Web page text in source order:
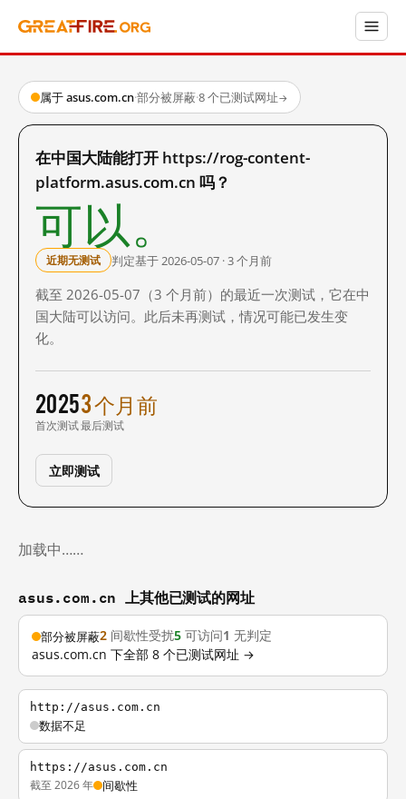
属于 asus.com.cn·部分被屏蔽·8 个已测试网址→
在中国大陆能打开 https://rog-content-
platform.asus.com.cn 吗？
可以。
近期无测试 判定基于 2026-05-07 · 3 个月前
截至 2026-05-07（3 个月前）的最近一次测试，它在中
国大陆可以访问。此后未再测试，情况可能已发生变
化。
2025
首次测试
3 个月前
最后测试
立即测试
加载中……
asus.com.cn 上其他已测试的网址
部分被屏蔽2 间歇性受扰5 可访问1 无判定
asus.com.cn 下全部 8 个已测试网址 →
http://asus.com.cn
数据不足
https://asus.com.cn
截至 2026 年 间歇性